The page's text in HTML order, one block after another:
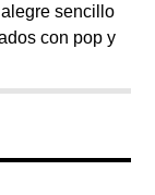
sencillo
con pop y